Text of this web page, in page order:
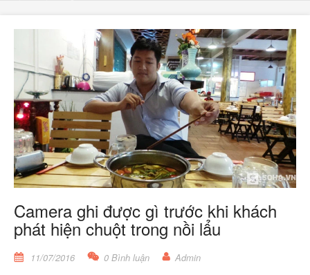
Camera ghi được gì trước khi khách
phát hiện chuột trong nồi lẩu
11/07/2016 0 Bình luận
Admin